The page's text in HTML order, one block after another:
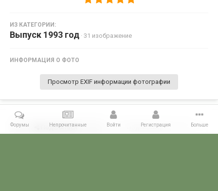
ИЗ КАТЕГОРИИ:
Выпуск 1993 год · 31 изображение
ИНФОРМАЦИЯ О ФОТО
Просмотр EXIF информации фотографии
Поделиться Подписчики 0
Форумы Непрочитанные Войти Регистрация Больше